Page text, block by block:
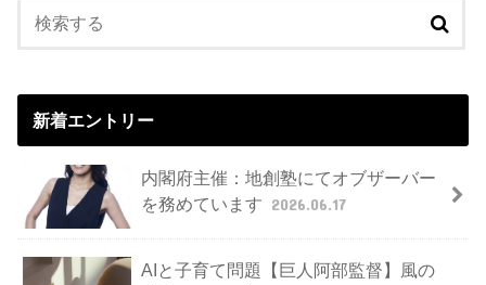
新着エントリー
内閣府主催：地創塾にてオブザーバー
を務めています 2026.06.17
AIと子育て問題【巨人阿部監督】風の